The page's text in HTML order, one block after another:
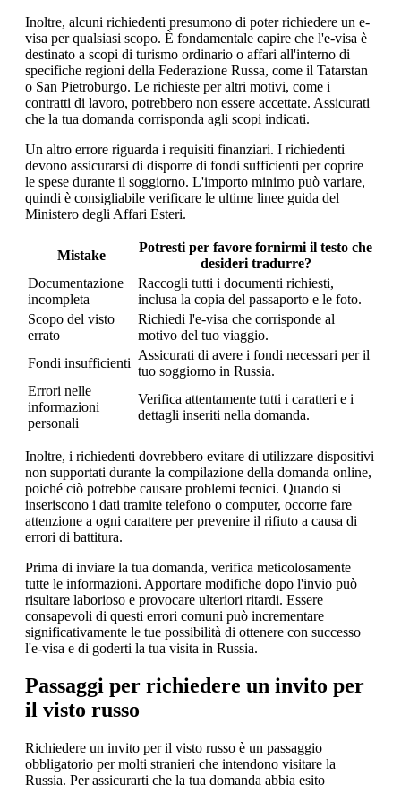
Inoltre, alcuni richiedenti presumono di poter richiedere un e-
visa per qualsiasi scopo. È fondamentale capire che l'e-visa è
destinato a scopi di turismo ordinario o affari all'interno di
specifiche regioni della Federazione Russa, come il Tatarstan
o San Pietroburgo. Le richieste per altri motivi, come i
contratti di lavoro, potrebbero non essere accettate. Assicurati
che la tua domanda corrisponda agli scopi indicati.
Un altro errore riguarda i requisiti finanziari. I richiedenti
devono assicurarsi di disporre di fondi sufficienti per coprire
le spese durante il soggiorno. L'importo minimo può variare,
quindi è consigliabile verificare le ultime linee guida del
Ministero degli Affari Esteri.
Mistake
Potresti per favore fornirmi il testo che
desideri tradurre?
Documentazione
incompleta
Raccogli tutti i documenti richiesti,
inclusa la copia del passaporto e le foto.
Scopo del visto
errato
Richiedi l'e-visa che corrisponde al
motivo del tuo viaggio.
Fondi insufficienti
Assicurati di avere i fondi necessari per il
tuo soggiorno in Russia.
Errori nelle
informazioni
personali
Verifica attentamente tutti i caratteri e i
dettagli inseriti nella domanda.
Inoltre, i richiedenti dovrebbero evitare di utilizzare dispositivi
non supportati durante la compilazione della domanda online,
poiché ciò potrebbe causare problemi tecnici. Quando si
inseriscono i dati tramite telefono o computer, occorre fare
attenzione a ogni carattere per prevenire il rifiuto a causa di
errori di battitura.
Prima di inviare la tua domanda, verifica meticolosamente
tutte le informazioni. Apportare modifiche dopo l'invio può
risultare laborioso e provocare ulteriori ritardi. Essere
consapevoli di questi errori comuni può incrementare
significativamente le tue possibilità di ottenere con successo
l'e-visa e di goderti la tua visita in Russia.
Passaggi per richiedere un invito per
il visto russo
Richiedere un invito per il visto russo è un passaggio
obbligatorio per molti stranieri che intendono visitare la
Russia. Per assicurarti che la tua domanda abbia esito